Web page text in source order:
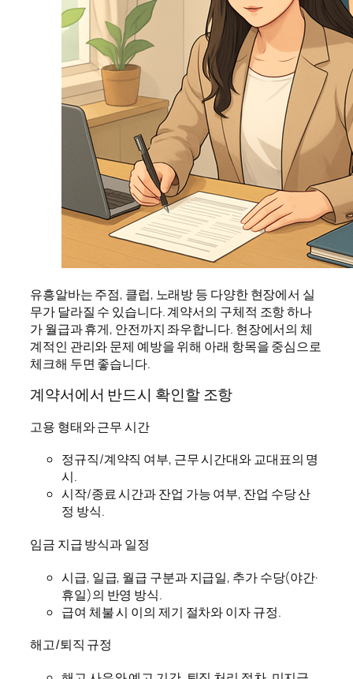
유흥알바는 주점, 클럽, 노래방 등 다양한 현장에서 실
무가 달라질 수 있습니다. 계약서의 구체적 조항 하나
가 월급과 휴게, 안전까지 좌우합니다. 현장에서의 체
계적인 관리와 문제 예방을 위해 아래 항목을 중심으로
체크해 두면 좋습니다.
계약서에서 반드시 확인할 조항
고용 형태와 근무 시간
정규직/계약직 여부, 근무 시간대와 교대표의 명
시.
시작/종료 시간과 잔업 가능 여부, 잔업 수당 산
정 방식.
임금 지급 방식과 일정
시급, 일급, 월급 구분과 지급일, 추가 수당(야간·
휴일)의 반영 방식.
급여 체불 시 이의 제기 절차와 이자 규정.
해고/퇴직 규정